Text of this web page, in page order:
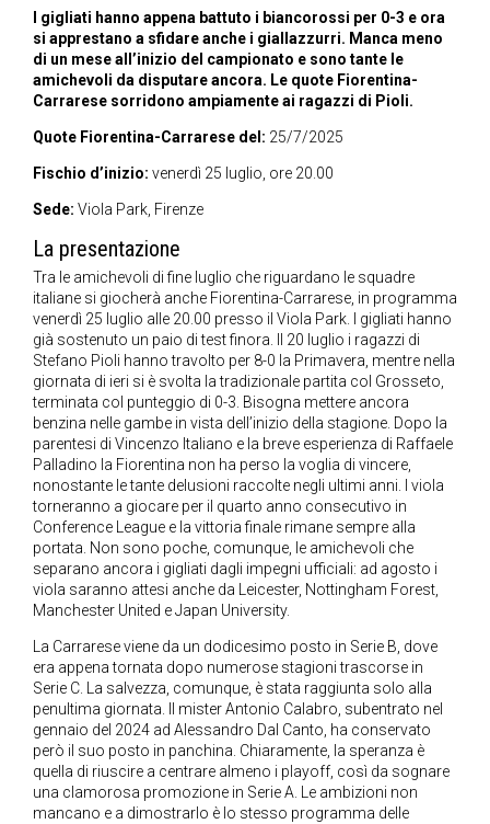
I gigliati hanno appena battuto i biancorossi per 0-3 e ora
si apprestano a sfidare anche i giallazzurri. Manca meno
di un mese all’inizio del campionato e sono tante le
amichevoli da disputare ancora. Le quote Fiorentina-
Carrarese sorridono ampiamente ai ragazzi di Pioli.
Quote Fiorentina-Carrarese del: 25/7/2025
Fischio d’inizio: venerdì 25 luglio, ore 20.00
Sede: Viola Park, Firenze
La presentazione
Tra le amichevoli di fine luglio che riguardano le squadre
italiane si giocherà anche Fiorentina-Carrarese, in programma
venerdì 25 luglio alle 20.00 presso il Viola Park. I gigliati hanno
già sostenuto un paio di test finora. Il 20 luglio i ragazzi di
Stefano Pioli hanno travolto per 8-0 la Primavera, mentre nella
giornata di ieri si è svolta la tradizionale partita col Grosseto,
terminata col punteggio di 0-3. Bisogna mettere ancora
benzina nelle gambe in vista dell’inizio della stagione. Dopo la
parentesi di Vincenzo Italiano e la breve esperienza di Raffaele
Palladino la Fiorentina non ha perso la voglia di vincere,
nonostante le tante delusioni raccolte negli ultimi anni. I viola
torneranno a giocare per il quarto anno consecutivo in
Conference League e la vittoria finale rimane sempre alla
portata. Non sono poche, comunque, le amichevoli che
separano ancora i gigliati dagli impegni ufficiali: ad agosto i
viola saranno attesi anche da Leicester, Nottingham Forest,
Manchester United e Japan University.
La Carrarese viene da un dodicesimo posto in Serie B, dove
era appena tornata dopo numerose stagioni trascorse in
Serie C. La salvezza, comunque, è stata raggiunta solo alla
penultima giornata. Il mister Antonio Calabro, subentrato nel
gennaio del 2024 ad Alessandro Dal Canto, ha conservato
però il suo posto in panchina. Chiaramente, la speranza è
quella di riuscire a centrare almeno i playoff, così da sognare
una clamorosa promozione in Serie A. Le ambizioni non
mancano e a dimostrarlo è lo stesso programma delle